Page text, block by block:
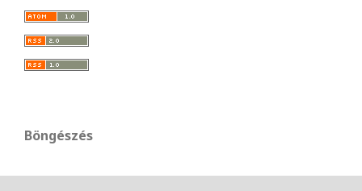
Böngészés